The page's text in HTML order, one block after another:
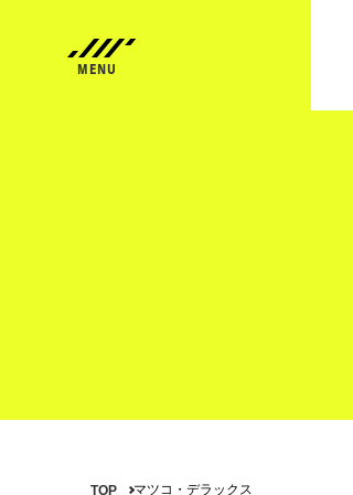
TOP マツコ・デラックス